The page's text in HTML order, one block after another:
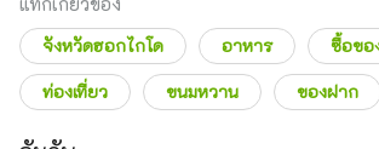
จังหวัดฮอกไกโด อาหาร
ซื้อขอ
ท่องเที่ยว
ขนมหวาน ของฝาก